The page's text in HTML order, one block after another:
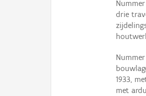
drie
1933,
met